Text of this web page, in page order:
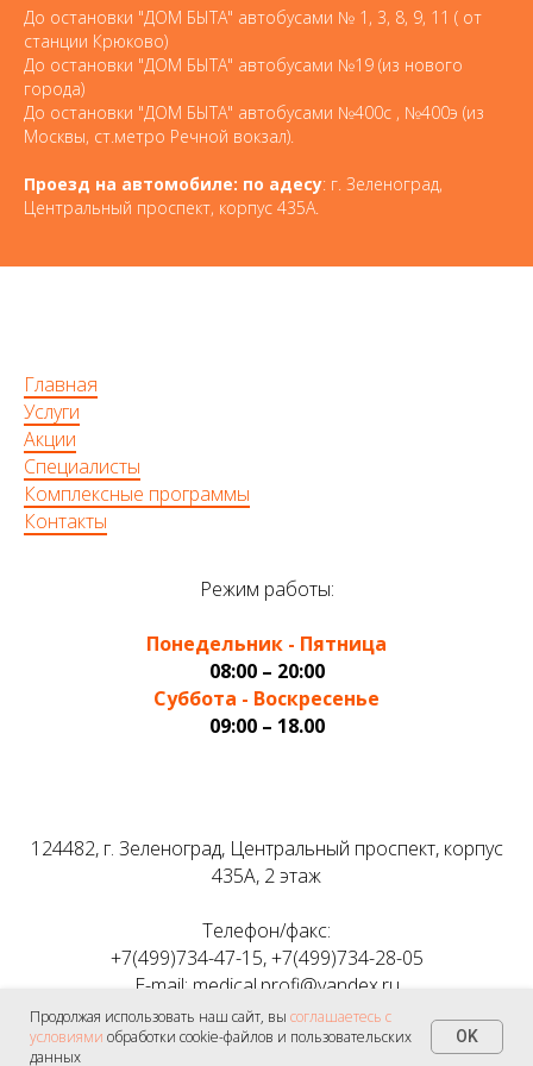
До остановки "ДОМ БЫТА" автобусами № 1, 3, 8, 9, 11 ( от
станции Крюково)
До остановки "ДОМ БЫТА" автобусами №19 (из нового
города)
До остановки "ДОМ БЫТА" автобусами №400с , №400э (из
Москвы, ст.метро Речной вокзал).
Проезд на автомобиле: по адесу: г. Зеленоград,
Центральный проспект, корпус 435А.
Главная
Услуги
Акции
Специалисты
Комплексные программы
Контакты
Режим работы:
Понедельник - Пятница
08:00 – 20:00
Суббота - Воскресенье
09:00 – 18.00
124482, г. Зеленоград, Центральный проспект, корпус
435А, 2 этаж
Телефон/факс:
+7(499)734-47-15, +7(499)734-28-05
E-mail: medical.profi@yandex.ru
Политика обработки персональных данных
Продолжая использовать наш сайт, вы соглашаетесь с
условиями обработки cookie-файлов и пользовательских
данных
OK